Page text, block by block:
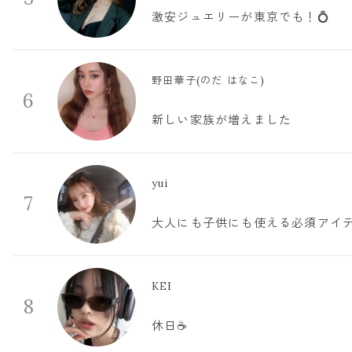
激安ジュエリーが東京でも！💍
6
野田華子(のだ はなこ)
新しい家族が増えました
7
yui
大人にも子供にも使える必須アイ
8
KEI
休日☕️